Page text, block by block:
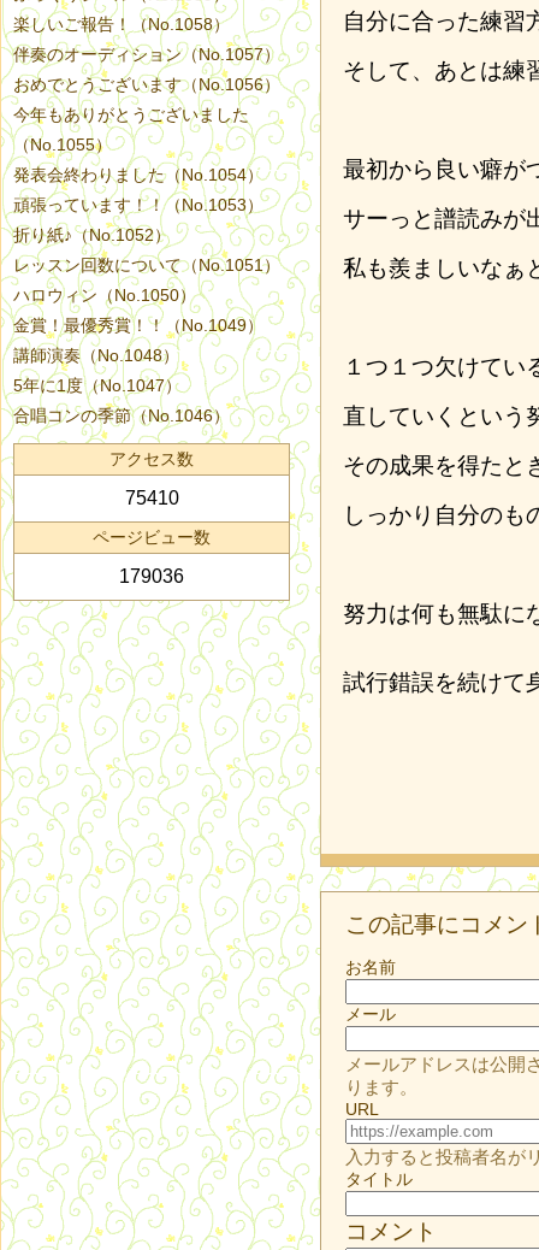
自分に合った練習
そして、あとは練
最初から良い癖が
サーっと譜読みが
私も羨ましいなぁ
１つ１つ欠けてい
直していくという
その成果を得たと
しっかり自分のも
努力は何も無駄に
試行錯誤を続けて
この記事にコメン
お名前
メール
メールアドレスは公開
ります。
URL
入力すると投稿者名が
タイトル
コメント
楽しいご報告！（No.1058）
伴奏のオーディション（No.1057）
おめでとうございます（No.1056）
今年もありがとうございました
（No.1055）
発表会終わりました（No.1054）
頑張っています！！（No.1053）
折り紙♪（No.1052）
レッスン回数について（No.1051）
ハロウィン（No.1050）
金賞！最優秀賞！！（No.1049）
講師演奏（No.1048）
5年に1度（No.1047）
合唱コンの季節（No.1046）
アクセス数
75410
ページビュー数
179036